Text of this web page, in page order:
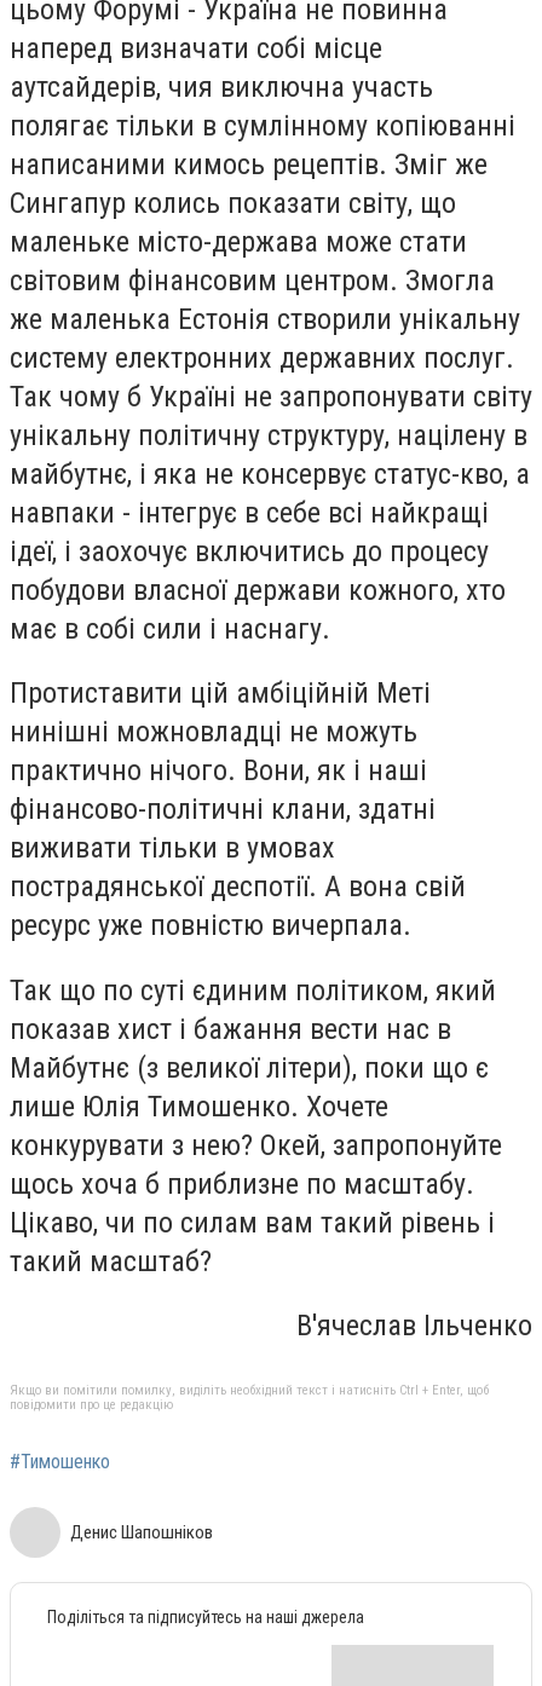
цьому Форумі - Україна не повинна
наперед визначати собі місце
аутсайдерів, чия виключна участь
полягає тільки в сумлінному копіюванні
написаними кимось рецептів. Зміг же
Сингапур колись показати світу, що
маленьке місто-держава може стати
світовим фінансовим центром. Змогла
же маленька Естонія створили унікальну
систему електронних державних послуг.
Так чому б Україні не запропонувати світу
унікальну політичну структуру, націлену в
майбутнє, і яка не консервує статус-кво, а
навпаки - інтегрує в себе всі найкращі
ідеї, і заохочує включитись до процесу
побудови власної держави кожного, хто
має в собі сили і наснагу.
Протиставити цій амбіційній Меті
нинішні можновладці не можуть
практично нічого. Вони, як і наші
фінансово-політичні клани, здатні
виживати тільки в умовах
пострадянської деспотії. А вона свій
ресурс уже повністю вичерпала.
Так що по суті єдиним політиком, який
показав хист і бажання вести нас в
Майбутнє (з великої літери), поки що є
лише Юлія Тимошенко. Хочете
конкурувати з нею? Окей, запропонуйте
щось хоча б приблизне по масштабу.
Цікаво, чи по силам вам такий рівень і
такий масштаб?
В'ячеслав Ільченко
Якщо ви помітили помилку, виділіть необхідний текст і натисніть Ctrl + Enter, щоб
повідомити про це редакцію
#Тимошенко
Денис Шапошніков
Поділіться та підписуйтесь на наші джерела